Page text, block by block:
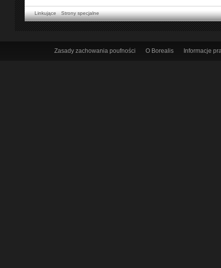
Linkujące Strony specjalne
Zasady zachowania poufności O Borealis Informacje